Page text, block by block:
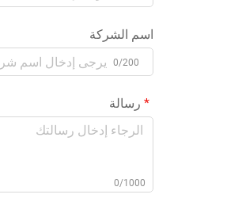
اسم الشركة
0/200
رسالة
0/1000